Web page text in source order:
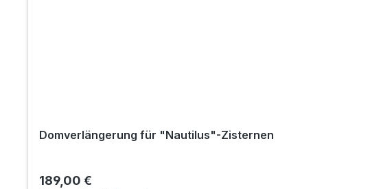
Domverlängerung für "Nautilus"-Zisternen
189,00 €